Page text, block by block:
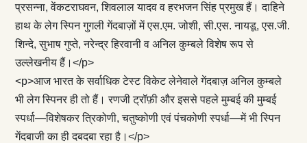
प्रसन्ना, वेंकटराघवन, शिवलाल यादव व हरभजन सिंह प्रमुख हैं। दाहिने
हाथ के लेग स्पिन गुगली गेंदबाज़ों में एस.एम. जोशी, सी.एस. नायडू, एस.जी.
शिन्दे, सुभाष गुप्ते, नरेन्द्र हिरवानी व अनिल कुम्बले विशेष रूप से
उल्लेखनीय हैं।</p>
<p>आज भारत के सर्वाधिक टेस्ट विकेट लेनेवाले गेंदबाज़ अनिल कुम्बले
भी लेग स्पिनर ही तो हैं। रणजी ट्रॉफ़ी और इससे पहले मुम्बई की मुम्बई
स्पर्धा—विशेषकर त्रिकोणी, चतुष्कोणी एवं पंचकोणी स्पर्धा—में भी स्पिन
गेंदबाजी का ही दबदबा रहा है।</p>